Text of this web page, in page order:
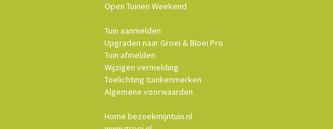
Open Tuinen Weekend
Tuin aanmelden
Upgraden naar Groei & Bloei Pro
Tuin afmelden
Wijzigen vermelding
Toelichting tuinkenmerken
Algemene voorwaarden
Home bezoekmijntuin.nl